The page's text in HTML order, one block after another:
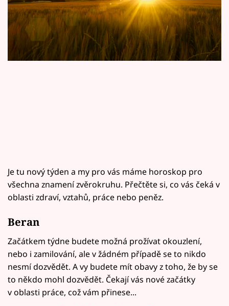
Horoskopy
Sledujte prima+
Filmový festival Karlovy Vary
Sledujte nás
Je tu nový týden a my pro vás máme horoskop pro
všechna znamení zvěrokruhu. Přečtěte si, co vás čeká v
oblasti zdraví, vztahů, práce nebo peněz.
Beran
Začátkem týdne budete možná prožívat okouzlení,
nebo i zamilování, ale v žádném případě se to nikdo
nesmí dozvědět. A vy budete mít obavy z toho, že by se
to někdo mohl dozvědět. Čekají vás nové začátky
v oblasti práce, což vám přinese...